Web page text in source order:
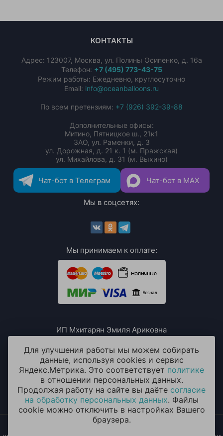
КОНТАКТЫ
Адрес: 123007, Москва, ул. Полины Осипенко, д. 16а
Телефон: +7 (495) 773-43-75
Режим работы: Ежедневно, круглосуточно
Email: info@oceanballoons.ru
По всем претензиям: +7 (926) 392-39-88
Дополнительные офисы:
Митино, Пятницкое ш., 21к1
ЗАО, ул. Раменки, д. 3
ул. Дорожная, д. 21 к. 1 (м. Пражская)
ул. Михайлова, д. 31 (м. Выхино)
Чат-бот в Телеграм Чат-бот в MAX
Мы в соцсетях:
Мы принимаем к оплате:
ИП Мхитарян Эмиля Ариковна
ИНН: 771385063807
ОГРН / ОГРНИП: 319508100076230
2014 - 2026 © «ОКЕАН ШАРОВ» Воздушные шары с
Для улучшения работы мы можем собирать
данные, используя cookies и сервис
Яндекс.Метрика. Это соответствует политике
в отношении персональных данных.
Продолжая работу на сайте вы даёте согласие
на обработку персональных данных. Файлы
cookie можно отключить в настройках Вашего
браузера.